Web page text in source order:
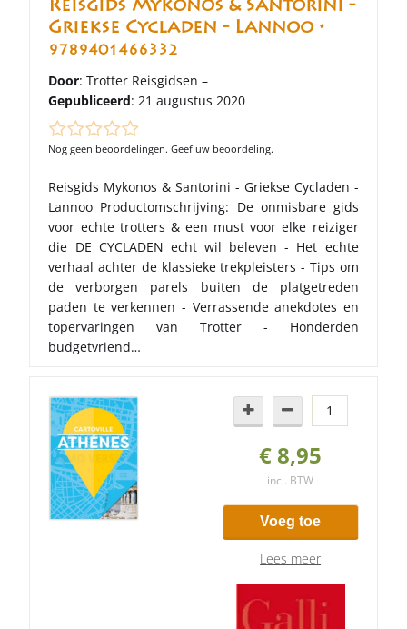
Reisgids Mykonos & Santorini -
Griekse Cycladen - Lannoo •
9789401466332
Door: Trotter Reisgidsen –
Gepubliceerd: 21 augustus 2020
Nog geen beoordelingen. Geef uw beoordeling.
Reisgids Mykonos & Santorini - Griekse Cycladen -
Lannoo Productomschrijving: De onmisbare gids
voor echte trotters & een must voor elke reiziger
die DE CYCLADEN echt wil beleven - Het echte
verhaal achter de klassieke trekpleisters - Tips om
de verborgen parels buiten de platgetreden
paden te verkennen - Verrassende anekdotes en
topervaringen van Trotter - Honderden
budgetvriend…
€ 8,95
incl. BTW
Voeg toe
Lees meer